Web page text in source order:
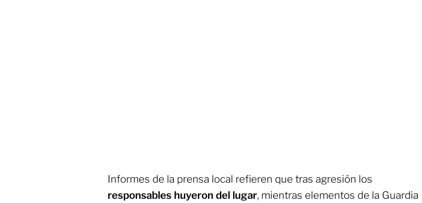
Informes de la prensa local refieren que tras agresión los
responsables huyeron del lugar, mientras elementos de la Guardia